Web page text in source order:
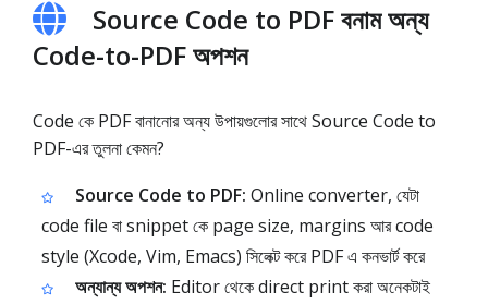
Source Code to PDF বনাম অন্য
Code-to-PDF অপশন
Code কে PDF বানানোর অন্য উপায়গুলোর সাথে Source Code to
PDF-এর তুলনা কেমন?
Source Code to PDF: Online converter, যেটা
code file বা snippet কে page size, margins আর code
style (Xcode, Vim, Emacs) সিলেক্ট করে PDF এ কনভার্ট করে
অন্যান্য অপশন: Editor থেকে direct print করা অনেকটাই